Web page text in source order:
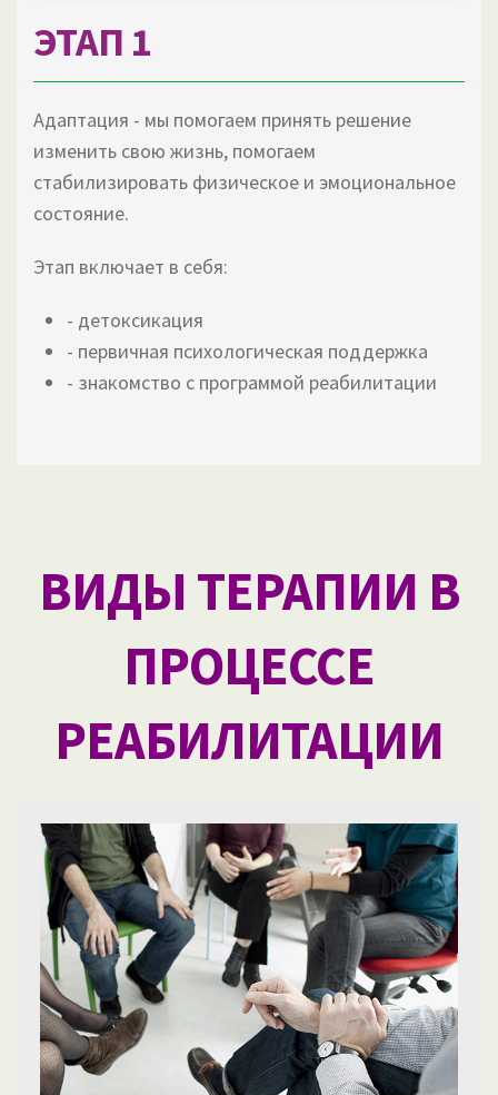
ЭТАП 1
Адаптация - мы помогаем принять решение
изменить свою жизнь, помогаем
стабилизировать физическое и эмоциональное
состояние.
Этап включает в себя:
- детоксикация
- первичная психологическая поддержка
- знакомство с программой реабилитации
ВИДЫ ТЕРАПИИ В
ПРОЦЕССЕ
РЕАБИЛИТАЦИИ